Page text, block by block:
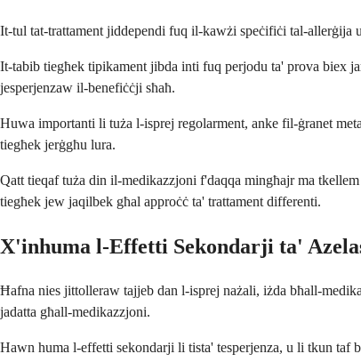
It-tul tat-trattament jiddependi fuq il-kawżi speċifiċi tal-
It-tabib tiegħek tipikament jibda inti fuq perjodu ta' prova biex
jesperjenzaw il-benefiċċji sħaħ.
Huwa importanti li tuża l-isprej regolarment, anke fil-ġranet
tiegħek jerġgħu lura.
Qatt tieqaf tuża din il-medikazzjoni f'daqqa mingħajr ma
tiegħek jew jaqilbek għal approċċ ta' trattament differenti.
X'inhuma l-Effetti Sekondarji ta'
Ħafna nies jittolleraw tajjeb dan l-isprej nażali, iżda bħall-
jadatta għall-medikazzjoni.
Hawn huma l-effetti sekondarji li tista' tesperjenza, u li tkun taf